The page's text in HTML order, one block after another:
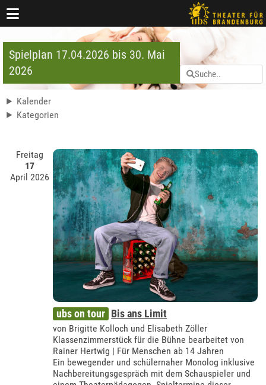
Spielplan 17.04.2026 bis 30. Mai
2026
Kalender
Kategorien
Freitag
17
April 2026
ubs on tour Bis ans Limit
von Brigitte Kolloch und Elisabeth Zöller
Klassenzimmerstück für die Bühne bearbeitet von
Rainer Hertwig | Für Menschen ab 14 Jahren
Ein bewegender und schülernaher Monolog inklusive
Nachbereitungsgespräch mit dem Schauspieler und